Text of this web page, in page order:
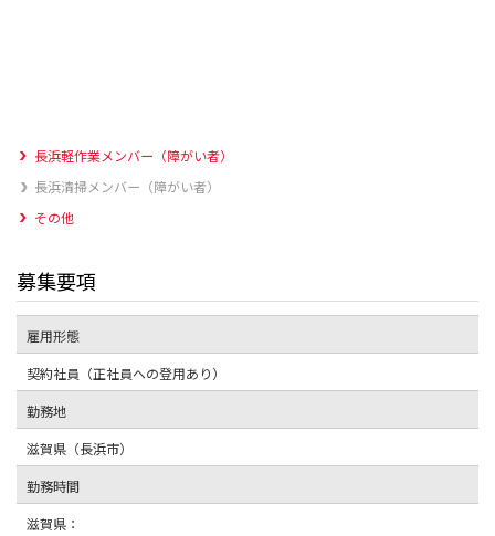
長浜軽作業メンバー（障がい者）
長浜清掃メンバー（障がい者）
その他
募集要項
雇用形態
契約社員（正社員への登用あり）
勤務地
滋賀県（長浜市）
勤務時間
滋賀県：